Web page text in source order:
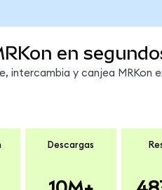
en
intercambia y canjea MRKon
Descargas